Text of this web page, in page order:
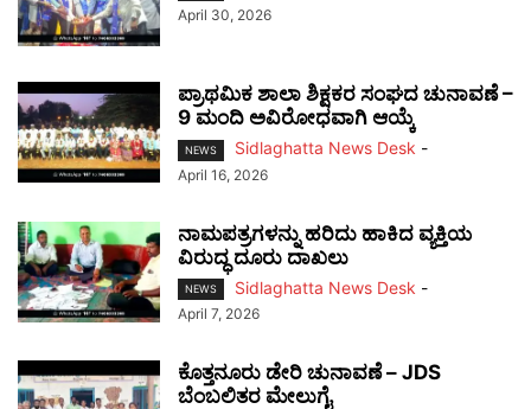
April 30, 2026
ಪ್ರಾಥಮಿಕ ಶಾಲಾ ಶಿಕ್ಷಕರ ಸಂಘದ ಚುನಾವಣೆ –
9 ಮಂದಿ ಅವಿರೋಧವಾಗಿ ಆಯ್ಕೆ
NEWS Sidlaghatta News Desk -
April 16, 2026
ನಾಮಪತ್ರಗಳನ್ನು ಹರಿದು ಹಾಕಿದ ವ್ಯಕ್ತಿಯ
ವಿರುದ್ಧ ದೂರು ದಾಖಲು
NEWS Sidlaghatta News Desk -
April 7, 2026
ಕೊತ್ತನೂರು ಡೇರಿ ಚುನಾವಣೆ – JDS
ಬೆಂಬಲಿತರ ಮೇಲುಗೈ